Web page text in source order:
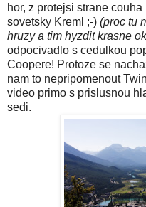
hor, z protejsi strane couha
sovetsky Kreml ;-) (proc tu
hruzy a tim hyzdit krasne
odpocivadlo s cedulkou
Coopere! Protoze se
nam to nepripomenout
video primo s prislusnou
sedi.